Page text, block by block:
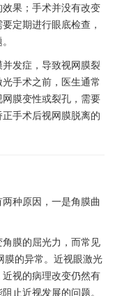
果；手术并没有改变
定期进行眼底检查，
发症，导致视网膜裂
手术之前，医生通常
膜变性或裂孔，需要
手术后视网膜脱离的
种原因，一是角膜曲
膜的屈光力，而常见
膜的异常。近视眼激光
视的病理改变仍然有
止近视发展的问题。